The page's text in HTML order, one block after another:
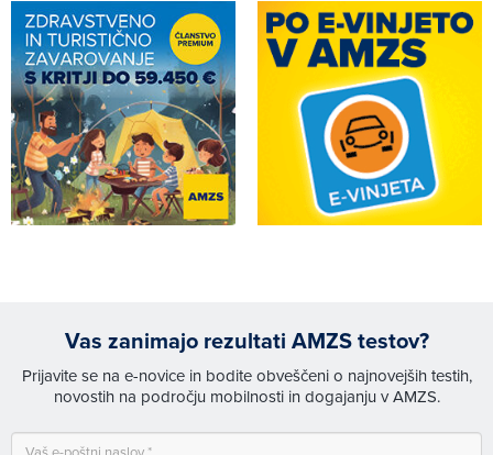
Vas zanimajo rezultati AMZS testov?
Prijavite se na e-novice in bodite obveščeni o najnovejših testih,
novostih na področju mobilnosti in dogajanju v AMZS.